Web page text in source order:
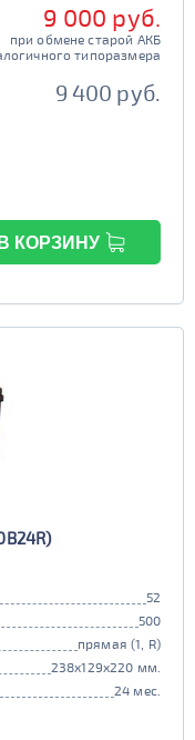
9 000 руб.
при обмене старой АКБ
типоразмера
9 400 руб.
В КОРЗИНУ
52
500
прямая (1, R)
238x129x220 мм.
24 мес.